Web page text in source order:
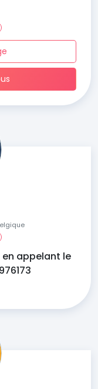
en appelant le